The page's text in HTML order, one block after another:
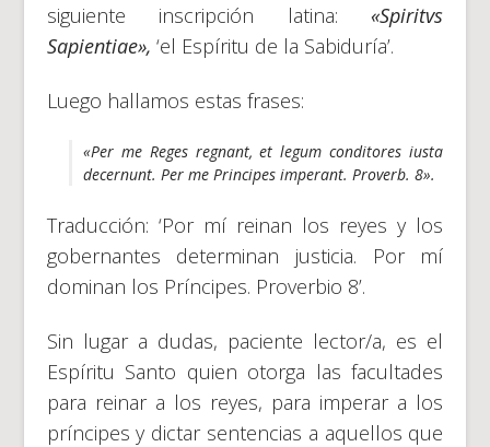
siguiente inscripción latina: «Spiritvs
Sapientiae», ‘el Espíritu de la Sabiduría’.
Luego hallamos estas frases:
«Per me Reges regnant, et legum conditores iusta
decernunt. Per me Principes imperant. Proverb. 8».
Traducción: ‘Por mí reinan los reyes y los
gobernantes determinan justicia. Por mí
dominan los Príncipes. Proverbio 8’.
Sin lugar a dudas, paciente lector/a, es el
Espíritu Santo quien otorga las facultades
para reinar a los reyes, para imperar a los
príncipes y dictar sentencias a aquellos que